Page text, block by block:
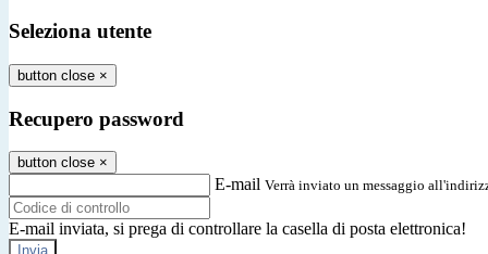
Seleziona utente
button close ×
Recupero password
button close ×
E-mail Verrà inviato un messaggio
E-mail inviata, si prega di controllare la casella di posta elettronica!